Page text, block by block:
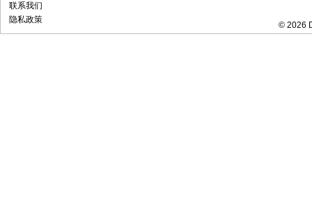
联系我们
隐私政策
© 2026